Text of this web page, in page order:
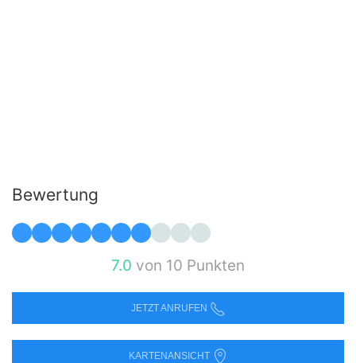
Bewertung
7.0 von 10 Punkten
JETZT ANRUFEN
KARTENANSICHT